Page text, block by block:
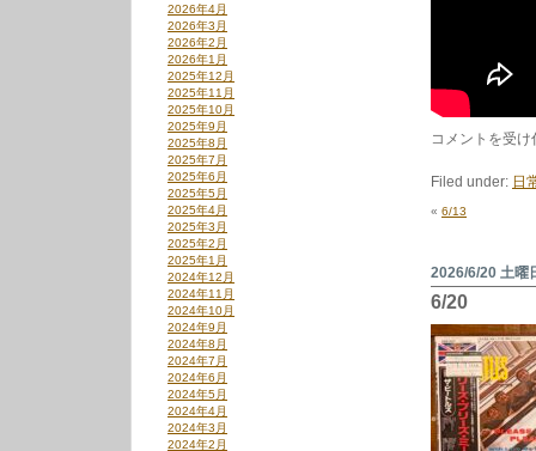
は
コメントを受
Filed under: 日
« 6/13
2026/6/20 土曜
6/20
2026年4月
2026年3月
2026年2月
2026年1月
2025年12月
2025年11月
2025年10月
2025年9月
2025年8月
2025年7月
2025年6月
2025年5月
2025年4月
2025年3月
2025年2月
2025年1月
2024年12月
2024年11月
2024年10月
2024年9月
2024年8月
2024年7月
2024年6月
2024年5月
2024年4月
2024年3月
2024年2月